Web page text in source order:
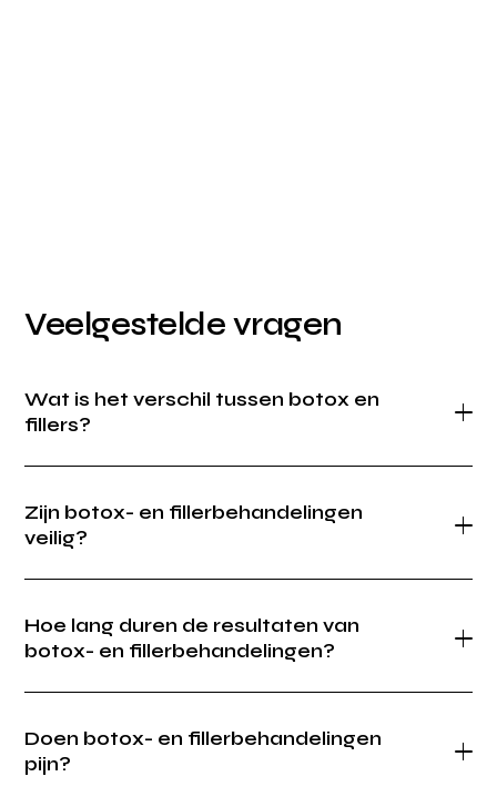
Veelgestelde vragen
Wat is het verschil tussen botox en
fillers?
Zijn botox- en fillerbehandelingen
veilig?
Hoe lang duren de resultaten van
botox- en fillerbehandelingen?
Doen botox- en fillerbehandelingen
pijn?